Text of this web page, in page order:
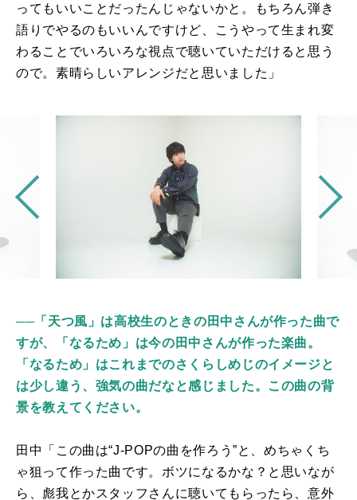
ってもいいことだったんじゃないかと。もちろん弾き
語りでやるのもいいんですけど、こうやって生まれ変
わることでいろいろな視点で聴いていただけると思う
ので。素晴らしいアレンジだと思いました」
──「天つ風」は高校生のときの田中さんが作った曲で
すが、「なるため」は今の田中さんが作った楽曲。
「なるため」はこれまでのさくらしめじのイメージと
は少し違う、強気の曲だなと感じました。この曲の背
景を教えてください。
田中「この曲は“J-POPの曲を作ろう”と、めちゃくち
ゃ狙って作った曲です。ボツになるかな？と思いなが
ら、彪我とかスタッフさんに聴いてもらったら、意外